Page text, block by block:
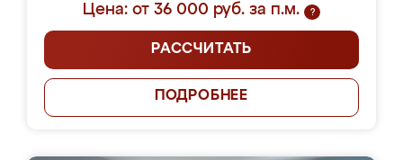
Цена: от 36 000 руб. за п.м.
?
РАССЧИТАТЬ
ПОДРОБНЕЕ